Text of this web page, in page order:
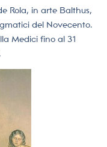
Rola, in arte Balthus,
del Novecento.
Medici fino al 31